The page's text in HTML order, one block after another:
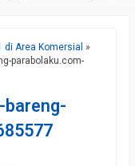
di Area Komersial »
parabolaku.com-